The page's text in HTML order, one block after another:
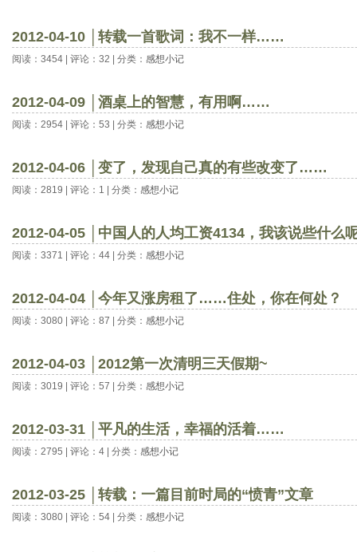
2012-04-10 │转载一首歌词：我不一样……
阅读：3454 | 评论：32 | 分类： 感想小记
2012-04-09 │酒桌上的智慧，有用啊……
阅读：2954 | 评论：53 | 分类： 感想小记
2012-04-06 │变了，发现自己真的有些改变了……
阅读：2819 | 评论：1 | 分类： 感想小记
2012-04-05 │中国人的人均工资4134，我该说些什么
阅读：3371 | 评论：44 | 分类： 感想小记
2012-04-04 │今年又涨房租了……住处，你在何处？
阅读：3080 | 评论：87 | 分类： 感想小记
2012-04-03 │2012第一次清明三天假期~
阅读：3019 | 评论：57 | 分类： 感想小记
2012-03-31 │平凡的生活，幸福的活着……
阅读：2795 | 评论：4 | 分类： 感想小记
2012-03-25 │转载：一篇目前时局的“愤青”文章
阅读：3080 | 评论：54 | 分类： 感想小记